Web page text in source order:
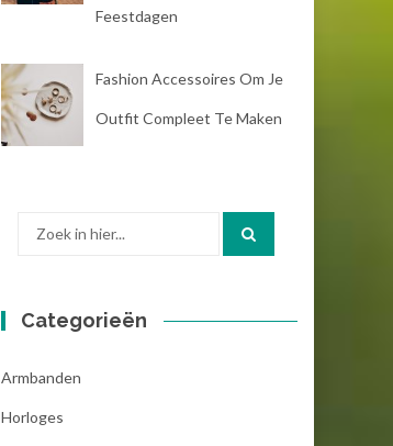
Feestdagen
Fashion Accessoires Om Je
Outfit Compleet Te Maken
Zoek
Categorieën
Armbanden
Horloges